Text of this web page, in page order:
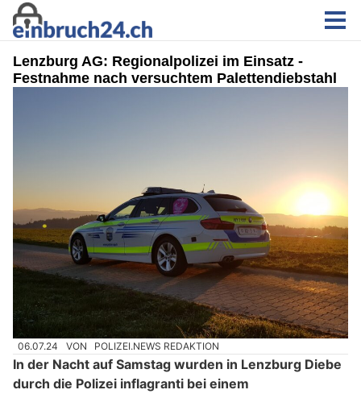
Lenzburg AG: Regionalpolizei im Einsatz -
Festnahme nach versuchtem Palettendiebstahl
06.07.24 VON POLIZEI.NEWS REDAKTION
In der Nacht auf Samstag wurden in Lenzburg Diebe
durch die Polizei inflagranti bei einem